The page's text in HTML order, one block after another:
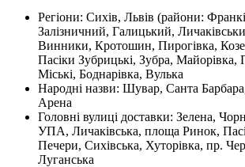
Регіони: Сихів, Львів (райони:
Залізничний, Галицький,
Винники, Кротошин, Пирогівка,
Пасіки Зубрицькі, Зубра, Майорівка,
Міські, Боднарівка, Вулька
Народні назви: Шувар, Санта
Арена
Головні вулиці доставки: Зелена,
УПА, Личаківська, площа Ринок,
Печери, Сихівська, Хуторівка, пр.
Луганська